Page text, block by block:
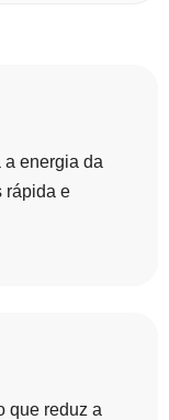
a energia da
rápida e
que reduz a